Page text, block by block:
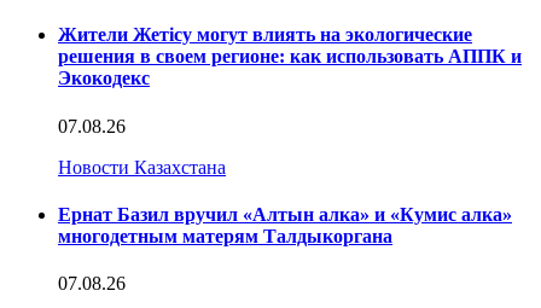
Жители Жетісу могут влиять на экологические
решения в своем регионе: как использовать АППК и
Экокодекс
07.08.26
Новости Казахстана
Ернат Базил вручил «Алтын алка» и «Кумис алка»
многодетным матерям Талдыкоргана
07.08.26